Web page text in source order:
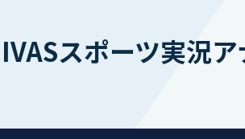
スポーツ実況